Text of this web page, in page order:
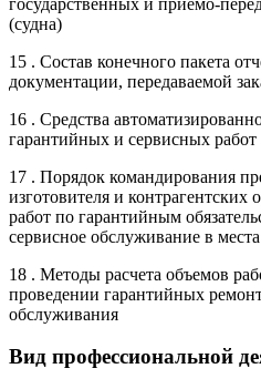
(судна)
15 . Состав конечного пакета
документации, передаваемой
16 . Средства
гарантийных и сервисных работ
17 . Порядок командирования
изготовителя и
работ по гарантийным
сервисное обслуживание в
18 . Методы расчета объемов
проведении гарантийных
обслуживания
Вид профессиональной